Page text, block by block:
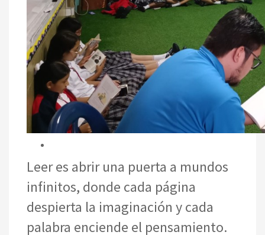
Leer es abrir una puerta a mundos
infinitos, donde cada página
despierta la imaginación y cada
palabra enciende el pensamiento.